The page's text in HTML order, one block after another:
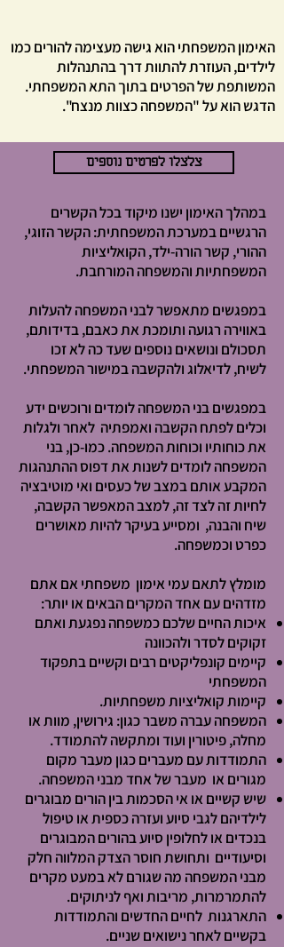
האימון המשפחתי הוא גישה מעצימה להורים כמו
לילדים, העוזרת להתוות דרך בהתנהלות
המשותפת של הפרטים בתוך התא המשפחתי.
הדגש הוא על "המשפחה כצוות מנצח".
צלצלו לפרטים נוספים
במהלך האימון ישנו מיקוד בכל הקשרים
הרגשיים במערכת המשפחתית: הקשר הזוגי,
ההורי, קשר הורה-ילד, הקואליציות
המשפחתיות והמשפחה המורחבת.
במפגשים מתאפשר לבני המשפחה להעלות
באווירה רגועה ותומכת את כאבם, בדידותם,
תסכולם ונושאים נוספים שעד כה לא זכו
לשיח, לדיאלוג ולהקשבה במישור המשפחתי.
במפגשים בני המשפחה לומדים ורוכשים ידע
וכלים לפתח הקשבה ואמפתיה לאחר ולגלות
את כוחותיו וכוחות המשפחה. כמו-כן, בני
המשפחה לומדים לשנות את דפוס ההתנהגות
המקבע אותם במצב של כעסים ואי מוטיבציה
לחיות זה לצד זה, למצב המאפשר הקשבה,
שיח והבנה, ומסייע בעיקר להיות מאושרים
כפרט וכמשפחה.
מומלץ לתאם עמי אימון משפחתי אם אתם
מזדהים עם אחד המקרים הבאים או יותר:
איכות החיים שלכם כמשפחה נפגעת ואתם
זקוקים לסדר ולהכוונה
קיימים קונפליקטים רבים וקשיים בתפקוד
המשפחתי
קיימות קואליציות משפחתיות.
​המשפחה עברה משבר כגון: גירושין, מוות או
מחלה, פיטורין ועוד ומתקשה להתמודד.
התמודדות עם מעברים כגון מעבר מקום
מגורים או מעבר של אחד מבני המשפחה.
שיש קשיים או אי הסכמות בין הורים מבוגרים
לילדיהם לגבי סיוע ועזרה כספית או טיפול
בנכדים או לחלופין סיוע בהורים המבוגרים
וסיעודיים ותחושת חוסר הצדק המלווה חלק
מבני המשפחה מה שגורם לא במעט מקרים
להתמרמרות, מריבות ואף לניתוקים.
התארגנות לחיים החדשים והתמודדות
בקשיים לאחר נישואים שניים.